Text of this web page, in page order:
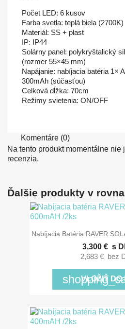
Počet LED: 6 kusov
Farba svetla: teplá biela (2700K)
Materiál: SS + plast
IP: IP44
Solárny panel: polykryštalický
(rozmer 55×45 mm)
Napájanie: nabíjacia batéria 1×
300mAh (súčasťou)
Celková dĺžka: 70cm
Režimy svietenia: ON/OFF
Komentáre (0)
Na tento produkt momentálne nie
recenzia.
Ďalšie produkty v
Nabíjacia Batéria RAVER
3,300 € s
2,683 € bez
VLOŽIŤ DO